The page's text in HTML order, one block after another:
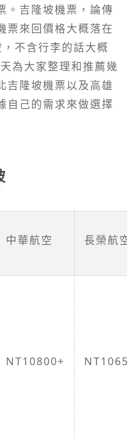
。吉隆坡機票，論傳
票來回價格大概落在
不含行李的話大概
為大家整理和推薦幾
吉隆坡機票以及高雄
自己的需求來做選擇
中華航空 長榮航
NT10800+